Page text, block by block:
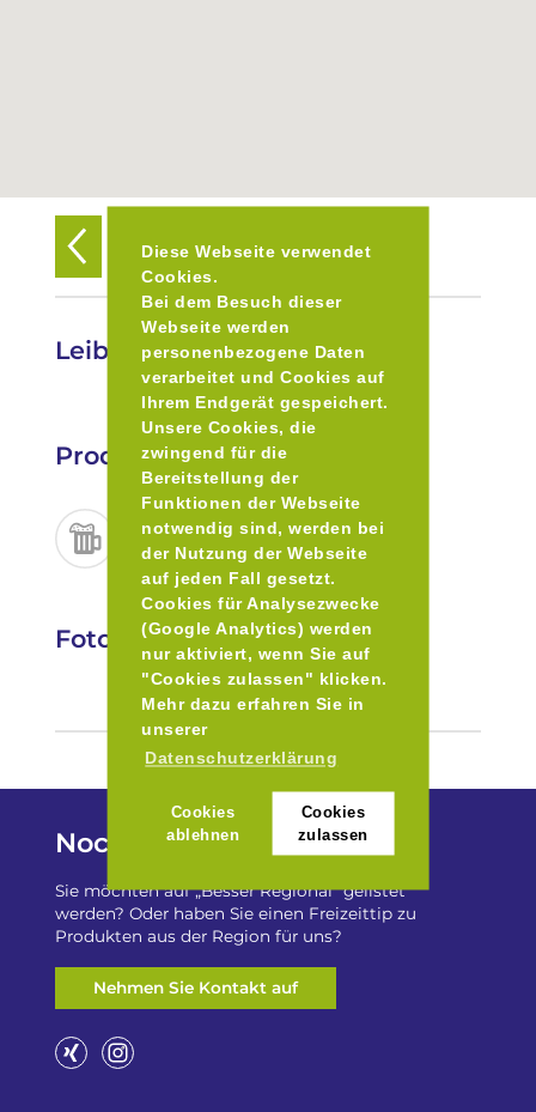
Diese Webseite verwendet
Cookies.
Bei dem Besuch dieser
Webseite werden
personenbezogene Daten
verarbeitet und Cookies auf
Ihrem Endgerät gespeichert.
Unsere Cookies, die
zwingend für die
Bereitstellung der
Funktionen der Webseite
notwendig sind, werden bei
der Nutzung der Webseite
auf jeden Fall gesetzt.
Cookies für Analysezwecke
(Google Analytics) werden
nur aktiviert, wenn Sie auf
"Cookies zulassen" klicken.
Mehr dazu erfahren Sie in
unserer
Datenschutzerklärung
Cookies
ablehnen
Cookies
zulassen
Zurück zur Übersicht
Leiberheim
Produkte
Fotos
Noch Fragen?
Sie möchten auf „Besser Regional“ gelistet
werden? Oder haben Sie einen Freizeittip zu
Produkten aus der Region für uns?
Nehmen Sie Kontakt auf